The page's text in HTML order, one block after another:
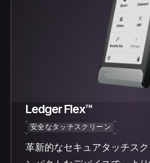
Ledger Flex™
安全なタッチスクリーン
革新的なセキュアタッチス